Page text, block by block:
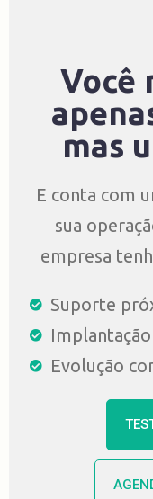
Você
mas
E conta com
sua
empresa
Suporte
Evolução